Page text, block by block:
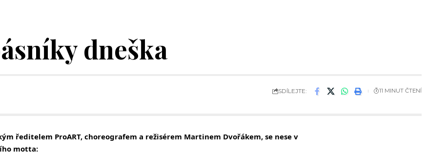
dneška
SDÍLEJTE: 11 MINUT ČTENÍ
ředitelem ProART, choreografem a režisérem Martinem Dvořákem, se nese v
motta: